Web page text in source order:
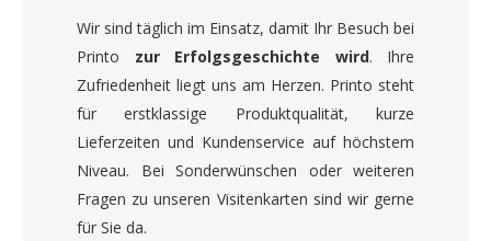
Wir sind täglich im Einsatz, damit Ihr Besuch bei
Printo zur Erfolgsgeschichte wird. Ihre
Zufriedenheit liegt uns am Herzen. Printo steht
für erstklassige Produktqualität, kurze
Lieferzeiten und Kundenservice auf höchstem
Niveau. Bei Sonderwünschen oder weiteren
Fragen zu unseren Visitenkarten sind wir gerne
für Sie da.